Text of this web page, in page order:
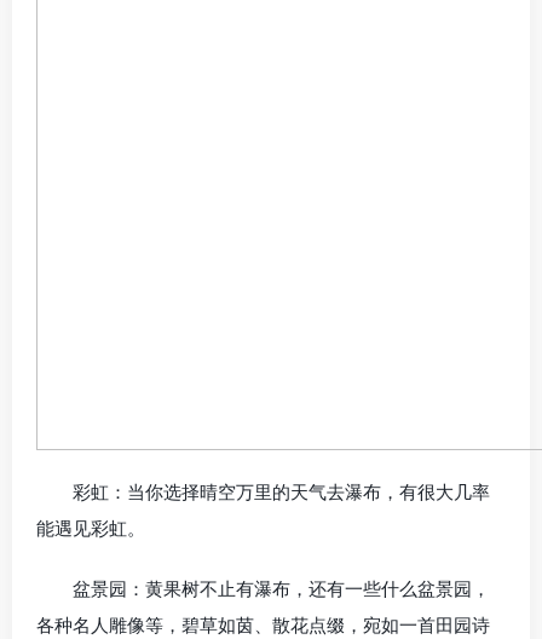
彩虹：当你选择晴空万里的天气去瀑布，有很大几率
能遇见彩虹。
盆景园：黄果树不止有瀑布，还有一些什么盆景园，
各种名人雕像等，碧草如茵、散花点缀，宛如一首田园诗